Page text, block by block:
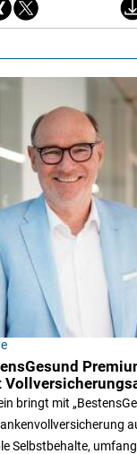
bringt mit
Selbstbehalte,